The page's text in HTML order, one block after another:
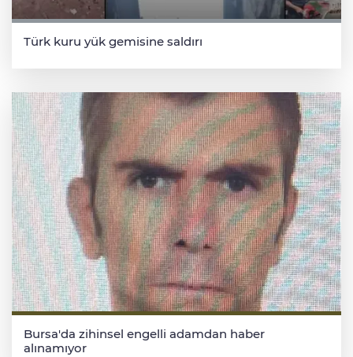
Türk kuru yük gemisine saldırı
Bursa'da zihinsel engelli adamdan haber
alınamıyor